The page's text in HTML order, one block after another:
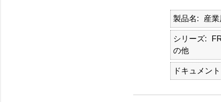
製品名 産
シリーズ
の他
ドキュメント